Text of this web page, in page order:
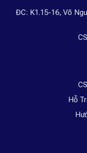
ĐC: K1.15-16, Võ
Hỗ